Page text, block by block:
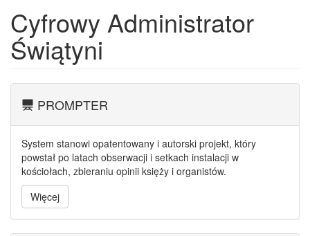
Cyfrowy Administrator
Świątyni
PROMPTER
System stanowi opatentowany i autorski projekt, który
powstał po latach obserwacji i setkach instalacji w
kościołach, zbieraniu opinii księży i organistów.
Więcej